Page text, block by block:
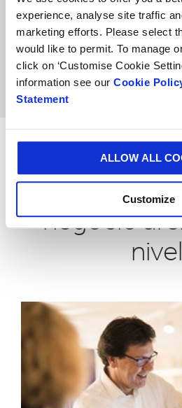
experience, analyse site traffic
marketing efforts. Please select
would like to permit. To manage
click on ‘Customise Cookie
information see our Cookie
Statement
ALLOW ALL
Customize
científicos de
Evaluando y
siempre
CONTACTA CON
ponemos
negocio al
nivel